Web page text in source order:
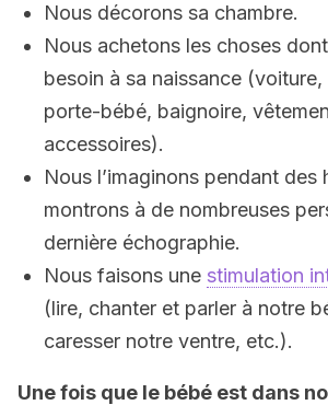
Nous décorons sa chambre.
Nous achetons les choses
besoin à sa naissance (voiture,
porte-bébé, baignoire,
accessoires).
Nous l’imaginons pendant des
montrons à de nombreuses
dernière échographie.
Nous faisons une stimulation
(lire, chanter et parler à notre
caresser notre ventre, etc.).
Une fois que le bébé est dans